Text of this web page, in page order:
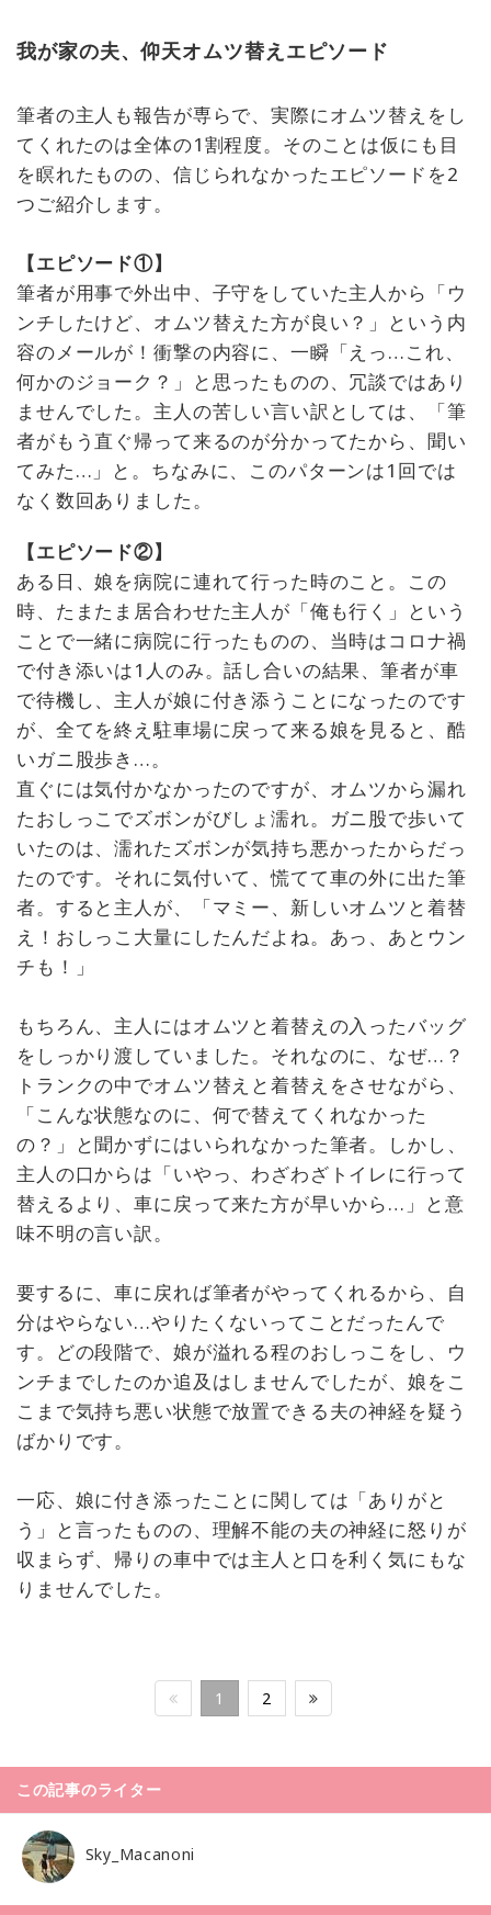
我が家の夫、仰天オムツ替えエピソード
筆者の主人も報告が専らで、実際にオムツ替えをし
てくれたのは全体の1割程度。そのことは仮にも目
を瞑れたものの、信じられなかったエピソードを2
つご紹介します。
【エピソード①】
筆者が用事で外出中、子守をしていた主人から「ウ
ンチしたけど、オムツ替えた方が良い？」という内
容のメールが！衝撃の内容に、一瞬「えっ…これ、
何かのジョーク？」と思ったものの、冗談ではあり
ませんでした。主人の苦しい言い訳としては、「筆
者がもう直ぐ帰って来るのが分かってたから、聞い
てみた…」と。ちなみに、このパターンは1回では
なく数回ありました。
【エピソード②】
ある日、娘を病院に連れて行った時のこと。この
時、たまたま居合わせた主人が「俺も行く」という
ことで一緒に病院に行ったものの、当時はコロナ禍
で付き添いは1人のみ。話し合いの結果、筆者が車
で待機し、主人が娘に付き添うことになったのです
が、全てを終え駐車場に戻って来る娘を見ると、酷
いガニ股歩き…。
直ぐには気付かなかったのですが、オムツから漏れ
たおしっこでズボンがびしょ濡れ。ガニ股で歩いて
いたのは、濡れたズボンが気持ち悪かったからだっ
たのです。それに気付いて、慌てて車の外に出た筆
者。すると主人が、「マミー、新しいオムツと着替
え！おしっこ大量にしたんだよね。あっ、あとウン
チも！」
もちろん、主人にはオムツと着替えの入ったバッグ
をしっかり渡していました。それなのに、なぜ…？
トランクの中でオムツ替えと着替えをさせながら、
「こんな状態なのに、何で替えてくれなかった
の？」と聞かずにはいられなかった筆者。しかし、
主人の口からは「いやっ、わざわざトイレに行って
替えるより、車に戻って来た方が早いから…」と意
味不明の言い訳。
要するに、車に戻れば筆者がやってくれるから、自
分はやらない…やりたくないってことだったんで
す。どの段階で、娘が溢れる程のおしっこをし、ウ
ンチまでしたのか追及はしませんでしたが、娘をこ
こまで気持ち悪い状態で放置できる夫の神経を疑う
ばかりです。
一応、娘に付き添ったことに関しては「ありがと
う」と言ったものの、理解不能の夫の神経に怒りが
収まらず、帰りの車中では主人と口を利く気にもな
りませんでした。
1 2
この記事のライター
Sky_Macanoni